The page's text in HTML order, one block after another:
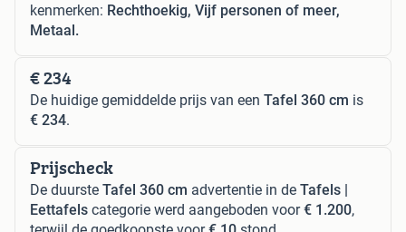
kenmerken: Rechthoekig, Vijf personen of meer,
Metaal.
€ 234
De huidige gemiddelde prijs van een Tafel 360 cm is
€ 234.
Prijscheck
De duurste Tafel 360 cm advertentie in de Tafels |
Eettafels categorie werd aangeboden voor€ 1.200,